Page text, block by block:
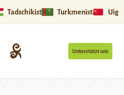
Tadschikistan Turkmenistan
Unterstützt uns